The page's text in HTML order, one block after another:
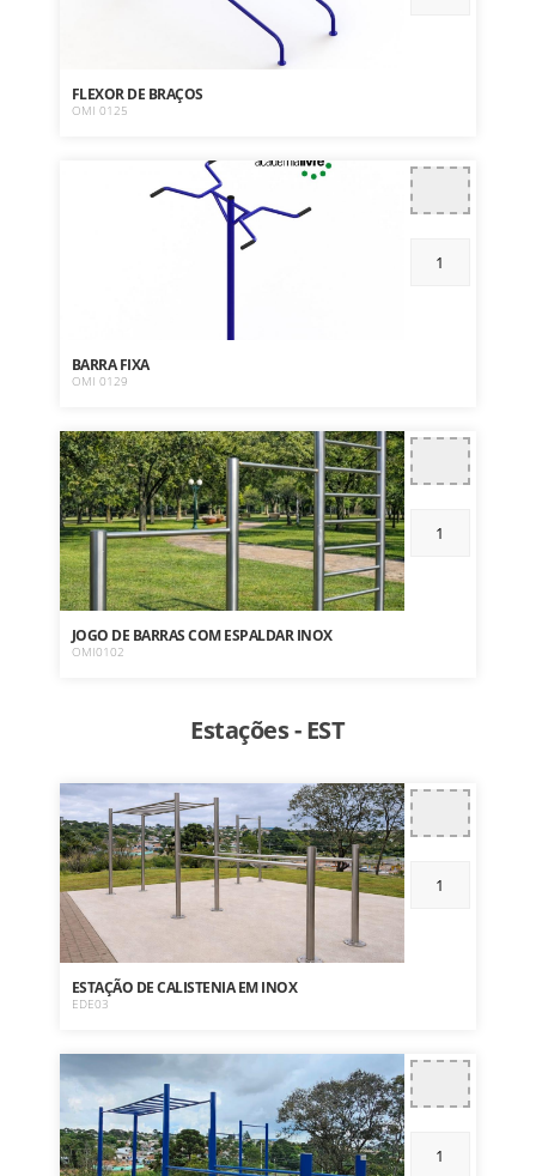
FLEXOR DE BRAÇOS
OMI 0125
BARRA FIXA
OMI 0129
JOGO DE BARRAS COM ESPALDAR INOX
OMI0102
Estações - EST
ESTAÇÃO DE CALISTENIA EM INOX
EDE03